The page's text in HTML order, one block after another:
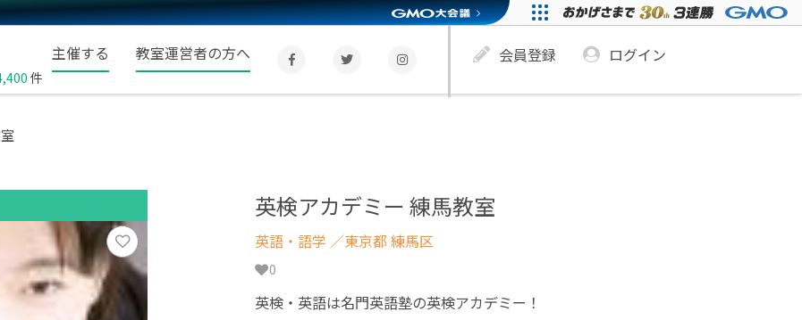
件
主催する 教室運営者の方へ 会員登録 ログイン
英検アカデミー 練馬教室
英語・語学 ／東京都 練馬区
0
英検・英語は名門英語塾の英検アカデミー！